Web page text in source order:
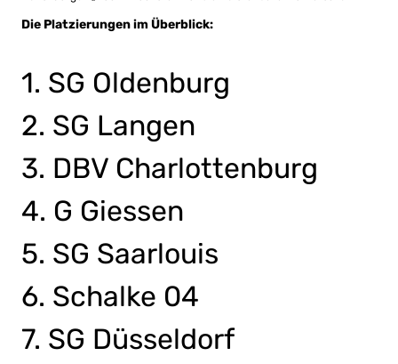
Die Platzierungen im Überblick:
1. SG Oldenburg
2. SG Langen
3. DBV Charlottenburg
4. G Giessen
5. SG Saarlouis
6. Schalke 04
7. SG Düsseldorf